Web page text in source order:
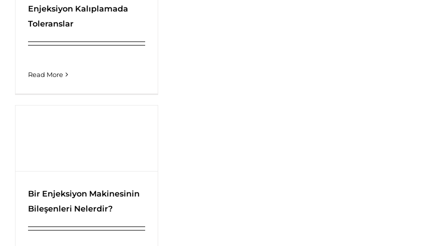
Enjeksiyon Kalıplamada
Toleranslar
Enjeksiyon Kalıplamada
Toleranslar
Read More
Bir Enjeksiyon Makinesinin
Bileşenleri Nelerdir?
Bir Enjeksiyon Makinesinin
Bileşenleri Nelerdir?